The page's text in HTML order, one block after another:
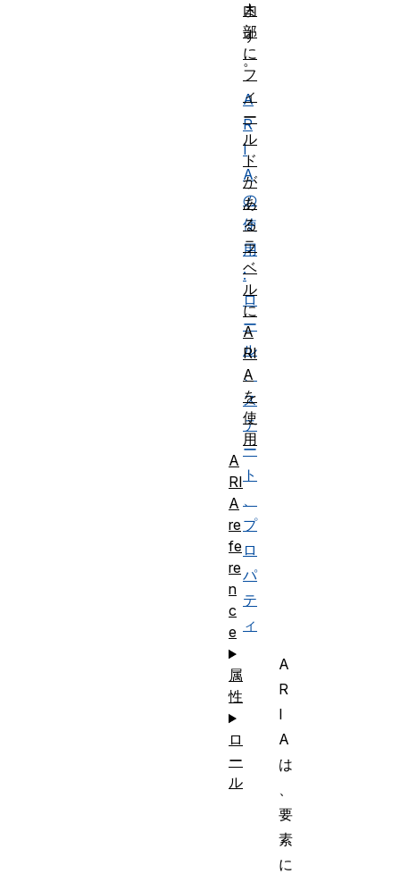
ま
す
。
A
R
I
A
の
使
用
:
ロ
ー
ル
、
ス
テ
ー
ト
プ
ロ
パ
テ
ィ
A
R
I
A
は
要
素
に
内
部
に
フ
ィ
ー
ル
ド
が
あ
る
ラ
ベ
ル
に
A
RI
A
を
使
用
A
RI
A
re
fe
re
n
c
e
属
性
ロ
ー
ル